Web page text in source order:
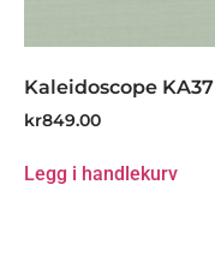
Kaleidoscope KA37
kr849.00
Legg i handlekurv